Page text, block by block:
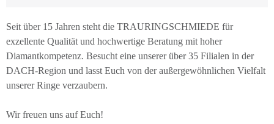
Seit über 15 Jahren steht die TRAURINGSCHMIEDE für
exzellente Qualität und hochwertige Beratung mit hoher
Diamantkompetenz. Besucht eine unserer über 35 Filialen in der
DACH-Region und lasst Euch von der außergewöhnlichen Vielfalt
unserer Ringe verzaubern.
Wir freuen uns auf Euch!